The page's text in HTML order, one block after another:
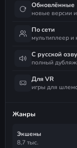
Обновлённые
новые версии
По сети
мультиплеер и
С русской
полный
Для VR
игры для
Жанры
Экшены
8,7 тыс.